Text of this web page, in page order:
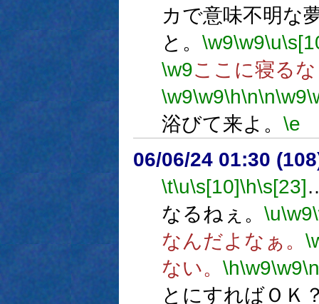
カで意味不明な
と。 \w9\w9\u
\w9ここに寝る
\w9\w9\h\n\n\w9
浴びて来よ。 \e
06/06/24 01:30
\t\u\s[10]\h\s[23]
なるねぇ。 \u\w9
なんだよなぁ。
ない。 \h\w9\w9\n
とにすればＯＫ